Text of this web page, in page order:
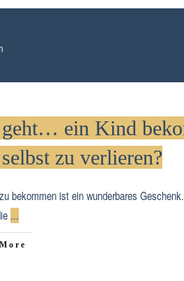
ein Kind
zu verlieren?
bekommen ist ein wunderbares
...